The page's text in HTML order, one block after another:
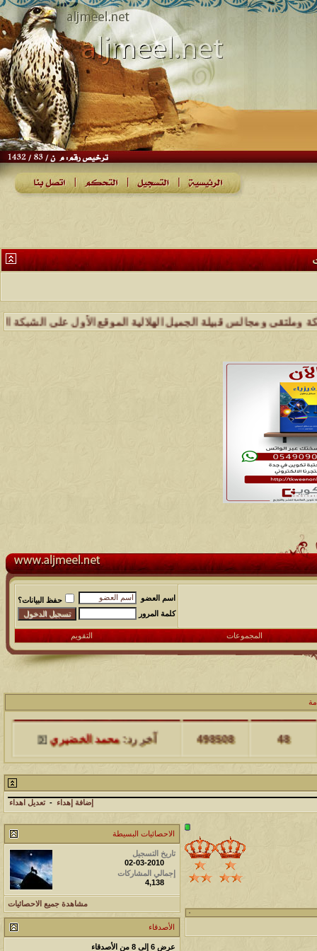
قبيلة الجميل الهلالية الموقع الأول على الشبكة العنكبوتية
اسم العضو
حفظ البيانات؟
كلمة المرور
المجموعات التقويم
مشاركات المشاهدات آخر مشاركة
48
498508 آخر رد:محمد الخضيري
مشاركات المشاهدات آخر مشاركة
17
231768 آخر رد:محمد الخضيري
المشاهدات
آخر مشاركة
177575 آخر رد:محمد الخضيري
المشاهدات
آخر مشاركة
آخر رد:محمد الخضيري
آخر رد:محمد الخضيري
إضافة إهداء - تعديل اهداء
الاحصائيات البسيطة
تاريخ التسجيل
02-03-2010
إجمالي المشاركات
4,138
مشاهدة جميع الاحصائيات
الأصدقاء
عرض 6 إلى 8 من الأصدقاء